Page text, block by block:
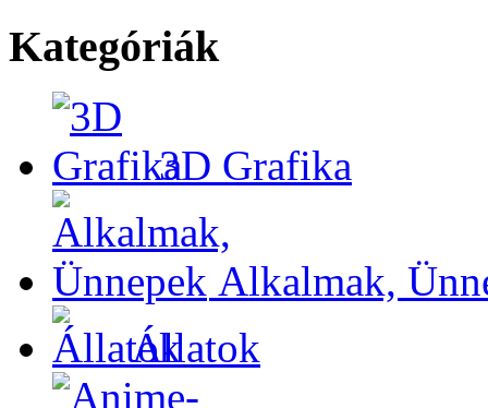
Kategóriák
3D Grafika
Alkalmak,
Állatok